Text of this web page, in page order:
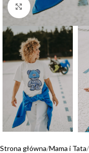
Click to enlarge
Strona główna Mama i Tata